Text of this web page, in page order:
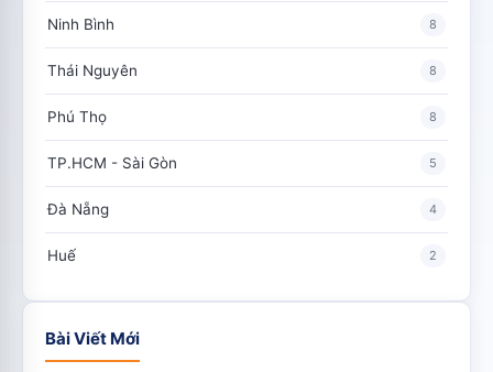
Ninh Bình 8
Thái Nguyên 8
Phú Thọ 8
TP.HCM - Sài Gòn 5
Đà Nẵng 4
Huế 2
Bài Viết Mới